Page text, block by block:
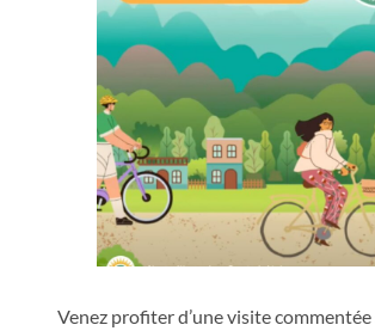
Venez profiter d’une visite